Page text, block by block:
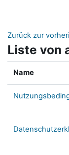
Zurück zur
Liste von
Name